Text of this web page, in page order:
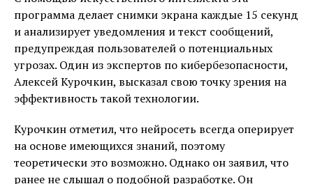
программа делает снимки экрана каждые 15 секунд
и анализирует уведомления и текст сообщений,
предупреждая пользователей о потенциальных
угрозах. Один из экспертов по кибербезопасности,
Алексей Курочкин, высказал свою точку зрения на
эффективность такой технологии.
Курочкин отметил, что нейросеть всегда оперирует
на основе имеющихся знаний, поэтому
теоретически это возможно. Однако он заявил, что
ранее не слышал о подобной разработке. Он